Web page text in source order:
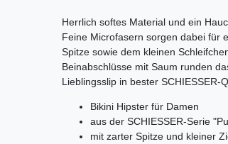
Herrlich softes Material und ein
Feine Microfasern sorgen dabei für
Spitze sowie dem kleinen
Beinabschlüsse mit Saum runden
Lieblingsslip in bester
Bikini Hipster für Damen
aus der SCHIESSER-Serie
mit zarter Spitze und kleiner